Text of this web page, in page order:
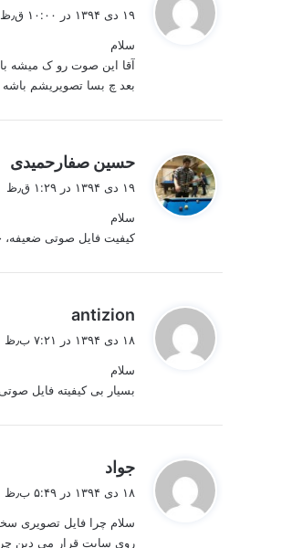
۱۹ دی ۱۳۹۴ در ۱۰:۰۰ ق٫ظ
سلام
آقا این صوت رو ک میشه با
بعد چ بسا تصویریشم
حسین صفارحمیدی
۱۹ دی ۱۳۹۴ در ۱:۲۹ ق٫ظ
سلام
کیفیت فایل صوتی ضعیفه،
antizion
ت
۱۸ دی ۱۳۹۴ در ۷:۲۱ ب٫ظ
سلام
بسیار بی کیفیته فایل
جواد
:
۱۸ دی ۱۳۹۴ در ۵:۴۹ ب٫ظ
سلام چرا فایل تصویری
روی سایت قرار می دین